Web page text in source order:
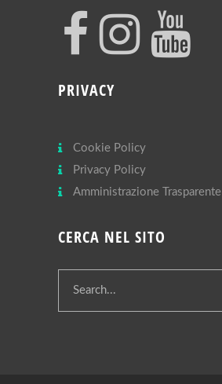
PRIVACY
Cookie Policy
Privacy Policy
Amministrazione Trasparente
CERCA NEL SITO